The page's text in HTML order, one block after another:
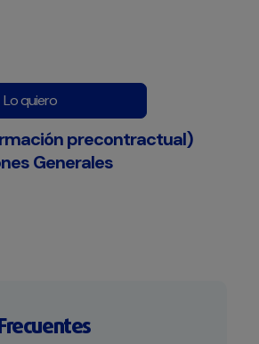
Lo quiero
precontractual)
Generales